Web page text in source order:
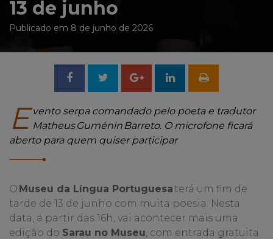
13 de junho
Publicado em 8 de junho de 2026
Compartilhar
Facebook
TweetarCompartilhar
no
Google
E vento serpa comandado pelo poeta e tradutor
MatheusGuménin Barreto. O microfone ficará
aberto para quem quiser participar
O Museu da Língua Portuguesaterá um fim de
tarde de 13 de junho com muita poesia. Nesta
data, a partir das 16h, vai acontecer mais uma
edição do Sarau no Museu, com entrada gratuita